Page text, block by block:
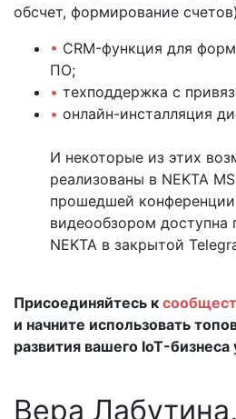
обсчет, формирование
• CRM-функция для
ПО;
• техподдержка с
• онлайн-инсталляция
И некоторые из этих
реализованы в NEKTA
прошедшей
видеообзором доступна
NEKTA в закрытой
Присоединяйтесь к
и начните использовать
развития вашего IoT-бизнеса
Вера